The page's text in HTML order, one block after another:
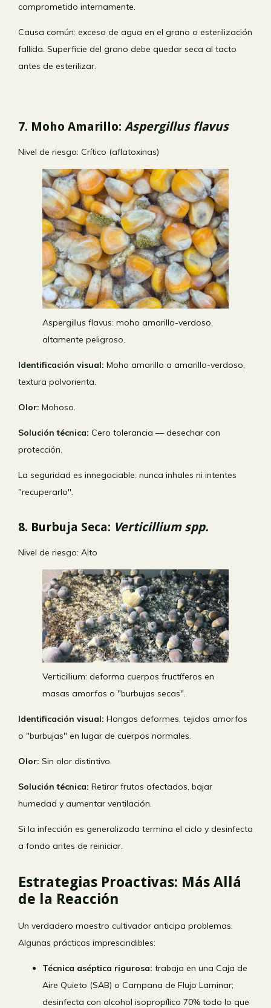
comprometido internamente.
Causa común: exceso de agua en el grano o esterilización
fallida. Superficie del grano debe quedar seca al tacto
antes de esterilizar.
7. Moho Amarillo: Aspergillus flavus
Nivel de riesgo: Crítico (aflatoxinas)
Aspergillus flavus: moho amarillo-verdoso,
altamente peligroso.
Identificación visual: Moho amarillo a amarillo-verdoso,
textura polvorienta.
Olor: Mohoso.
Solución técnica: Cero tolerancia — desechar con
protección.
La seguridad es innegociable: nunca inhales ni intentes
"recuperarlo".
8. Burbuja Seca: Verticillium spp.
Nivel de riesgo: Alto
Verticillium: deforma cuerpos fructíferos en
masas amorfas o "burbujas secas".
Identificación visual: Hongos deformes, tejidos amorfos
o "burbujas" en lugar de cuerpos normales.
Olor: Sin olor distintivo.
Solución técnica: Retirar frutos afectados, bajar
humedad y aumentar ventilación.
Si la infección es generalizada termina el ciclo y desinfecta
a fondo antes de reiniciar.
Estrategias Proactivas: Más Allá
de la Reacción
Un verdadero maestro cultivador anticipa problemas.
Algunas prácticas imprescindibles:
Técnica aséptica rigurosa: trabaja en una Caja de
Aire Quieto (SAB) o Campana de Flujo Laminar;
desinfecta con alcohol isopropílico 70% todo lo que